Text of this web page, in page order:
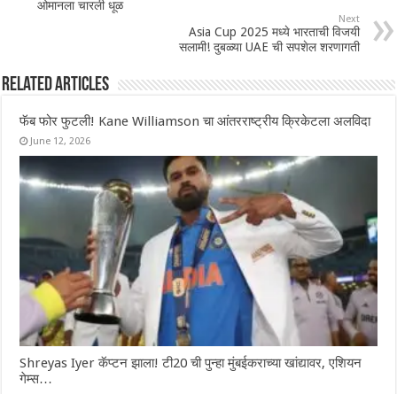
ओमानला चारली धूळ
Next
Asia Cup 2025 मध्ये भारताची विजयी
सलामी! दुबळ्या UAE ची सपशेल शरणागती
Related Articles
फॅब फोर फुटली! Kane Williamson चा आंतरराष्ट्रीय क्रिकेटला अलविदा
June 12, 2026
Shreyas Iyer कॅप्टन झाला! टी20 ची पुन्हा मुंबईकराच्या खांद्यावर, एशियन
गेम्स…